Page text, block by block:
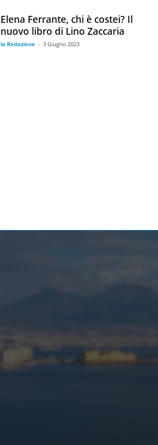
Elena Ferrante, chi è costei? Il
nuovo libro di Lino Zaccaria
la Redazione - 3 Giugno 2023